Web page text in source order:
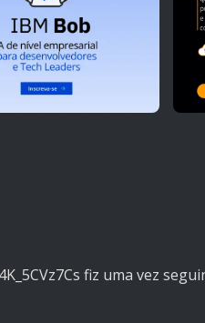
fiz uma vez